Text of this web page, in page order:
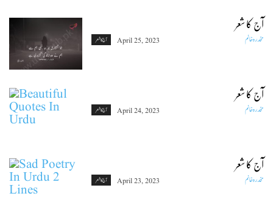
آج کا شعر
آج کا شعر مخدرہ خانم April 25, 2023
آج کا شعر
آج کا شعر مخدرہ خانم April 24, 2023
آج کا شعر
آج کا شعر مخدرہ خانم April 23, 2023